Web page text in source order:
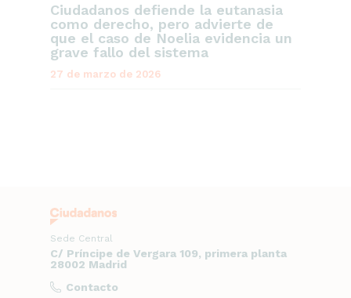
Ciudadanos defiende la eutanasia
como derecho, pero advierte de
que el caso de Noelia evidencia un
grave fallo del sistema
27 de marzo de 2026
Sede Central
C/ Príncipe de Vergara 109, primera planta
28002 Madrid
Contacto